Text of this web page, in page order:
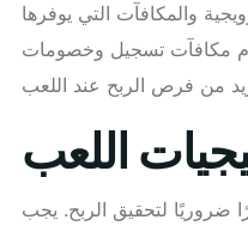
والمكافآت التي يوفرها
مكافآت تسجيل وخصومات
اللعب
ضروريًا لتحقيق الربح. يجب